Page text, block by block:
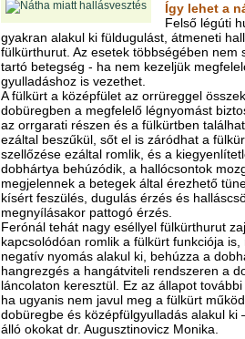
Így lehet a
Felső légúti
gyakran alakul ki füldugulást, átmeneti
fülkürthurut. Az esetek többségében nem
tartó betegség - ha nem kezeljük
gyulladáshoz is vezethet.
A fülkürt a középfület az orrüreggel
dobüregben a megfelelő légnyomást
az orrgarati részen és a fülkürtben
ezáltal beszűkül, sőt el is záródhat a
szellőzése ezáltal romlik, és a
dobhártya behúzódik, a hallócsontok
megjelennek a betegek által érezhető
kísért feszülés, dugulás érzés és
megnyílásakor pattogó érzés.
Ferónál tehát nagy eséllyel fülkürthurut
kapcsolódóan romlik a fülkürt funkciója
negatív nyomás alakul ki, behúzza a
hangrezgés a hangátviteli rendszeren a
láncolaton keresztül. Ez az állapot
ha ugyanis nem javul meg a fülkürt
dobüregbe és középfülgyulladás alakul ki
álló okokat dr. Augusztinovicz Monika.